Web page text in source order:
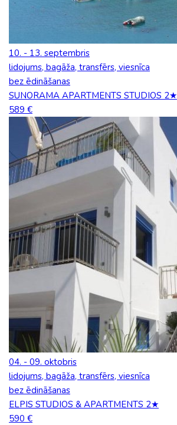
10. - 13. septembris
lidojums, bagāža, transfērs, viesnīca
bez ēdināšanas
SUNORAMA APARTMENTS STUDIOS 2★
589 €
04. - 09. oktobris
lidojums, bagāža, transfērs, viesnīca
bez ēdināšanas
ELPIS STUDIOS & APARTMENTS 2★
590 €